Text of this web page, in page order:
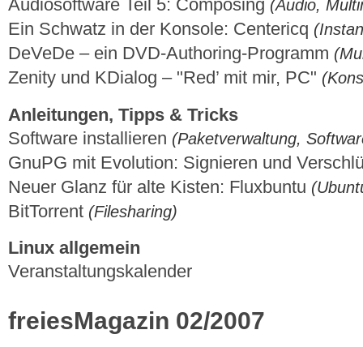
Audiosoftware Teil 5: Composing (Audio,
Ein Schwatz in der Konsole: Centericq
DeVeDe – ein DVD-Authoring-Programm
Zenity und KDialog – "Red’ mit mir, PC"
Anleitungen, Tipps & Tricks
Software installieren (Paketverwaltung,
GnuPG mit Evolution: Signieren und
Neuer Glanz für alte Kisten: Fluxbuntu
BitTorrent (Filesharing)
Linux allgemein
Veranstaltungskalender
freiesMagazin 02/2007